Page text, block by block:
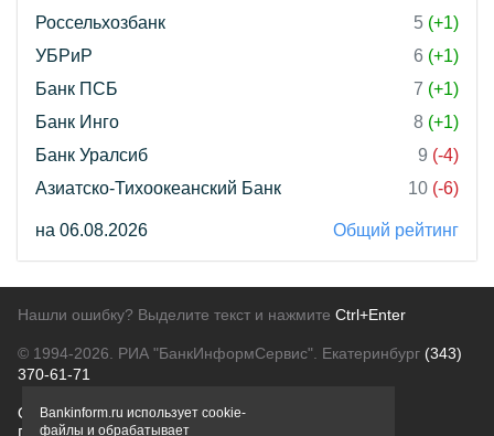
Россельхозбанк
5 (+1)
УБРиР
6 (+1)
Банк ПСБ
7 (+1)
Банк Инго
8 (+1)
Банк Уралсиб
9 (-4)
Азиатско-Тихоокеанский Банк
10 (-6)
на 06.08.2026 Общий рейтинг
Нашли ошибку? Выделите текст и нажмите Ctrl+Enter
© 1994-2026. РИА "БанкИнформСервис". Екатеринбург (343)
370-61-71
О проектеПолитика конфиденциальности
Bankinform.ru использует cookie-
файлы и обрабатывает